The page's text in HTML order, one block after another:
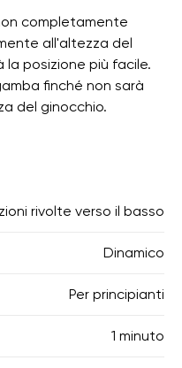
completamente
all'altezza del
posizione più facile.
finché non sarà
del ginocchio.
rivolte verso il basso
Dinamico
Per principianti
1 minuto